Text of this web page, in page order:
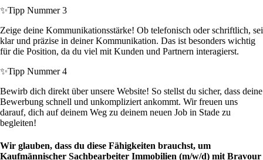
✨Tipp Nummer 3
Zeige deine Kommunikationsstärke! Ob telefonisch oder schriftlich, sei
klar und präzise in deiner Kommunikation. Das ist besonders wichtig
für die Position, da du viel mit Kunden und Partnern interagierst.
✨Tipp Nummer 4
Bewirb dich direkt über unsere Website! So stellst du sicher, dass deine
Bewerbung schnell und unkompliziert ankommt. Wir freuen uns
darauf, dich auf deinem Weg zu deinem neuen Job in Stade zu
begleiten!
Wir glauben, dass du diese Fähigkeiten brauchst, um
Kaufmännischer Sachbearbeiter Immobilien (m/w/d) mit Bravour